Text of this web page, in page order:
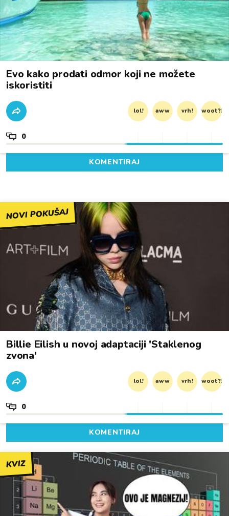
Evo kako prodati odmor koji ne možete
iskoristiti
lol! aww vrh! woot?!
0
KOMENTIRAJ
NOVI POKUŠAJ
Billie Eilish u novoj adaptaciji 'Staklenog
zvona'
lol! aww vrh! woot?!
0
KOMENTIRAJ
KVIZ